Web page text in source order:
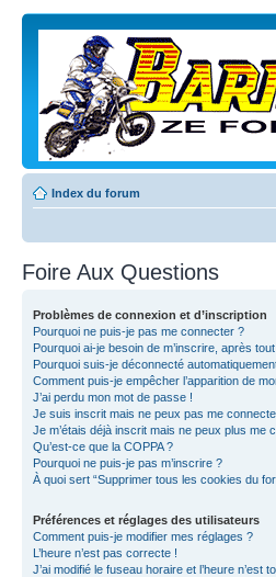
Index du forum
Foire Aux Questions
Problèmes de connexion et d’inscription
Pourquoi ne puis-je pas me connecter ?
Pourquoi ai-je besoin de m’inscrire, après
Pourquoi suis-je déconnecté
Comment puis-je empêcher l’apparition de
J’ai perdu mon mot de passe !
Je suis inscrit mais ne peux pas me
Je m’étais déjà inscrit mais ne peux plus me
Qu’est-ce que la COPPA ?
Pourquoi ne puis-je pas m’inscrire ?
À quoi sert “Supprimer tous les cookies du
Préférences et réglages des utilisateurs
Comment puis-je modifier mes réglages ?
L’heure n’est pas correcte !
J’ai modifié le fuseau horaire et l’heure n’est